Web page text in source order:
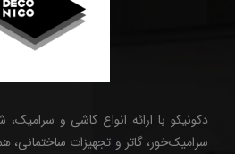
دکونیکو با ارائه انواع کاشی و
سرامیک‌خور، گاتر و تجهیزات ساختمانی،